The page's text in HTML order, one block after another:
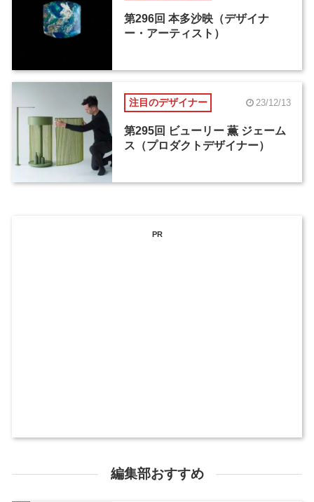
第296回 本多沙映（デザイナ
ー・アーティスト）
注目のデザイナー 23/12/13
第295回 ビューリー 薫 ジェーム
ス（プロダクトデザイナー）
PR
編集部おすすめ